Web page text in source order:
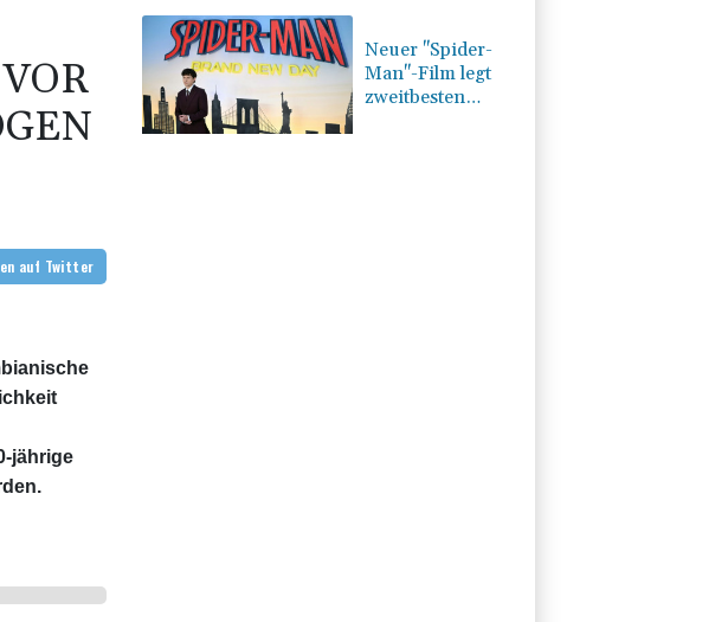
auf Twitter
jährige
Neuer "Spider-
Man"-Film legt
zweitbesten